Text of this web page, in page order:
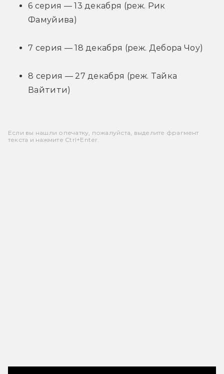
6 серия — 13 декабря (реж. Рик
Фамуйива)
7 серия — 18 декабря (реж. Дебора Чоу)
8 серия — 27 декабря (реж. Тайка
Вайтити)
Если вы нашли опечатку, пожалуйста, выделите фрагмент
текста и нажмите Ctrl+Enter.